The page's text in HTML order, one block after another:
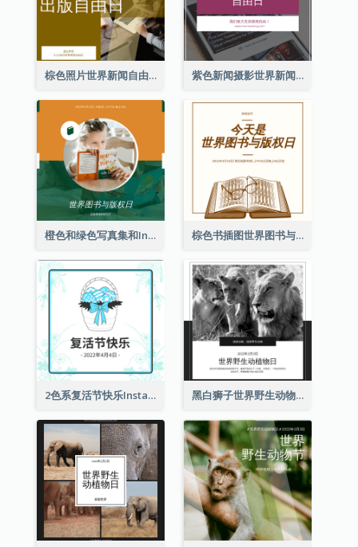
棕色照片世界新闻自由日Instagram帖子 紫色新闻摄影世界新闻自由日Instagram帖子
橙色和绿色写真集和Instagram版权日 棕色书插图世界图书与版权日Instagram帖子
2色系复活节快乐Instagram帖子 黑白狮子世界野生动物日Instagram帖子